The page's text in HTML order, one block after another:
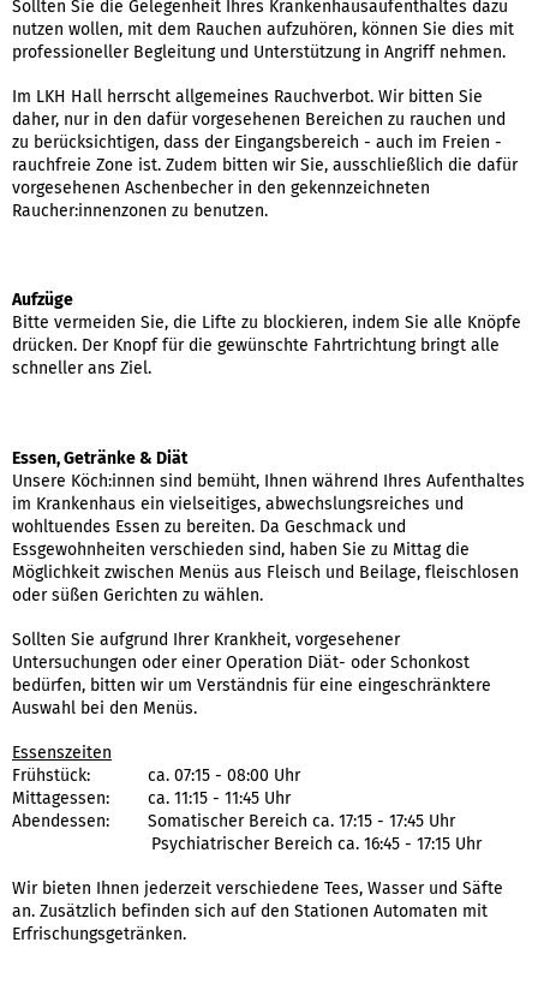
Sollten Sie die Gelegenheit Ihres Krankenhausaufenthaltes dazu
nutzen wollen, mit dem Rauchen aufzuhören, können Sie dies mit
professioneller Begleitung und Unterstützung in Angriff nehmen.
Im LKH Hall herrscht allgemeines Rauchverbot. Wir bitten Sie
daher, nur in den dafür vorgesehenen Bereichen zu rauchen und
zu berücksichtigen, dass der Eingangsbereich - auch im Freien -
rauchfreie Zone ist. Zudem bitten wir Sie, ausschließlich die dafür
vorgesehenen Aschenbecher in den gekennzeichneten
Raucher:innenzonen zu benutzen.
Aufzüge
Bitte vermeiden Sie, die Lifte zu blockieren, indem Sie alle Knöpfe
drücken. Der Knopf für die gewünschte Fahrtrichtung bringt alle
schneller ans Ziel.
Essen, Getränke & Diät
Unsere Köch:innen sind bemüht, Ihnen während Ihres Aufenthaltes
im Krankenhaus ein vielseitiges, abwechslungsreiches und
wohltuendes Essen zu bereiten. Da Geschmack und
Essgewohnheiten verschieden sind, haben Sie zu Mittag die
Möglichkeit zwischen Menüs aus Fleisch und Beilage, fleischlosen
oder süßen Gerichten zu wählen.
Sollten Sie aufgrund Ihrer Krankheit, vorgesehener
Untersuchungen oder einer Operation Diät- oder Schonkost
bedürfen, bitten wir um Verständnis für eine eingeschränktere
Auswahl bei den Menüs.
Essenszeiten
Frühstück: ca. 07:15 - 08:00 Uhr
Mittagessen: ca. 11:15 - 11:45 Uhr
Abendessen: Somatischer Bereich ca. 17:15 - 17:45 Uhr
Psychiatrischer Bereich ca. 16:45 - 17:15 Uhr
Wir bieten Ihnen jederzeit verschiedene Tees, Wasser und Säfte
an. Zusätzlich befinden sich auf den Stationen Automaten mit
Erfrischungsgetränken.